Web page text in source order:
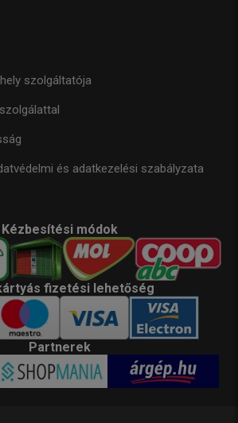
szolgáltatója
és adatkezelési szabályzata
Kézbesítési módok
fizetési lehetőség
Partnerek